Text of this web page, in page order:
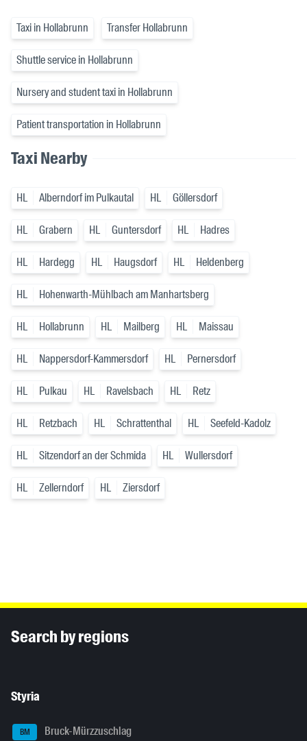
Taxi in Hollabrunn Transfer Hollabrunn
Shuttle service in Hollabrunn
Nursery and student taxi in Hollabrunn
Patient transportation in Hollabrunn
Taxi Nearby
HL Alberndorf im Pulkautal HL Göllersdorf
HL Grabern HL Guntersdorf HL Hadres
HL Hardegg HL Haugsdorf HL Heldenberg
HL Hohenwarth-Mühlbach am Manhartsberg
HL Hollabrunn HL Mailberg HL Maissau
HL Nappersdorf-Kammersdorf HL Pernersdorf
HL Pulkau HL Ravelsbach HL Retz
HL Retzbach HL Schrattenthal HL Seefeld-Kadolz
HL Sitzendorf an der Schmida HL Wullersdorf
HL Zellerndorf HL Ziersdorf
Search by regions
Styria
BM Bruck-Mürzzuschlag